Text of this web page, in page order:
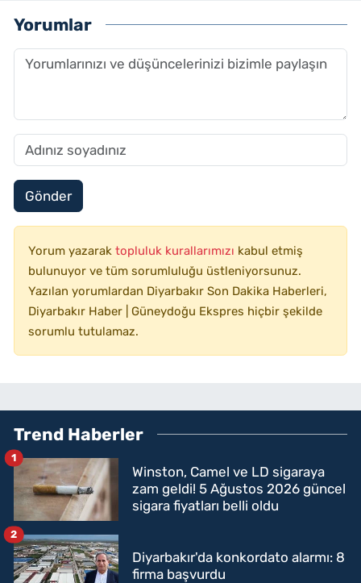
Yorumlar
Gönder
Yorum yazarak topluluk kurallarımızı kabul etmiş
bulunuyor ve tüm sorumluluğu üstleniyorsunuz.
Yazılan yorumlardan Diyarbakır Son Dakika Haberleri,
Diyarbakır Haber | Güneydoğu Ekspres hiçbir şekilde
sorumlu tutulamaz.
Trend Haberler
Winston, Camel ve LD sigaraya
zam geldi! 5 Ağustos 2026 güncel
sigara fiyatları belli oldu
1
Diyarbakır'da konkordato alarmı: 8
firma başvurdu
2